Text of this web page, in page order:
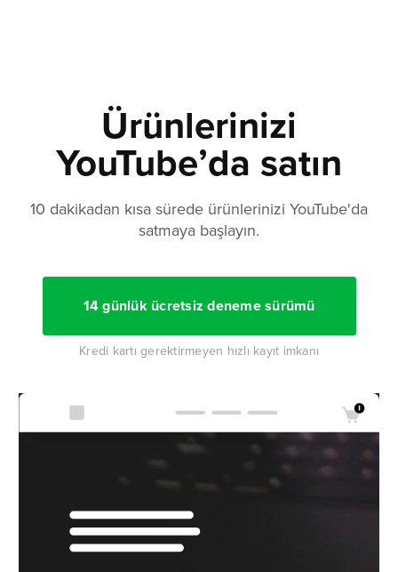
Ürünlerinizi
YouTube’da satın
10 dakikadan kısa sürede ürünlerinizi YouTube'da
satmaya başlayın.
14 günlük ücretsiz deneme sürümü
Kredi kartı gerektirmeyen hızlı kayıt imkanı